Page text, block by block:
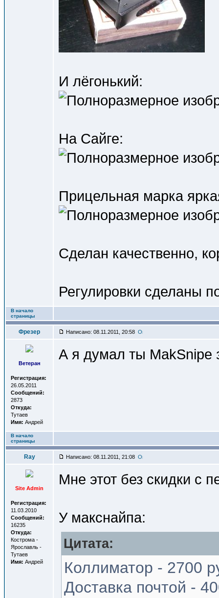
И лёгонький:
На Сайге:
Прицельная марка
Сделан качественно,
Регулировки сделаны
В начало
страницы
Фрезер Написано: 08.11.2011, 20:58
Ветеран
Регистрация:
26.05.2011
Сообщений:
2873
Откуда:
Тутаев
Имя: Андрей
А я думал ты MakSnipe
В начало
страницы
Ray Написано: 08.11.2011, 21:08
Site Admin
Регистрация:
11.03.2010
Сообщений:
16235
Откуда:
Кострома -
Ярославль -
Тутаев
Имя: Андрей
Мне этот без скидки с
У макснайпа:
Цитата:
Коллиматор - 2700
Доставка почтой -